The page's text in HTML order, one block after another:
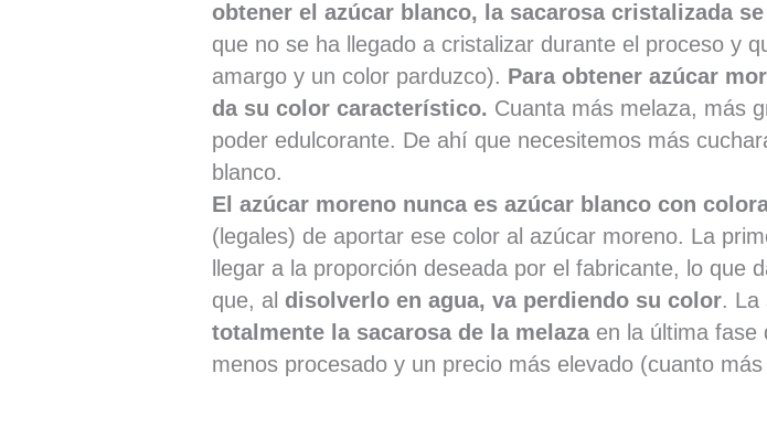
obtener el azúcar blanco, la sacarosa cristalizada
que no se ha llegado a cristalizar durante el proceso y
amargo y un color parduzco). Para obtener azúcar
da su color característico. Cuanta más melaza, más
poder edulcorante. De ahí que necesitemos más
blanco.
El azúcar moreno nunca es azúcar blanco con
(legales) de aportar ese color al azúcar moreno. La
llegar a la proporción deseada por el fabricante, lo
que, al disolverlo en agua, va perdiendo su color. La
totalmente la sacarosa de la melazaen la última fase
menos procesado y un precio más elevado (cuanto